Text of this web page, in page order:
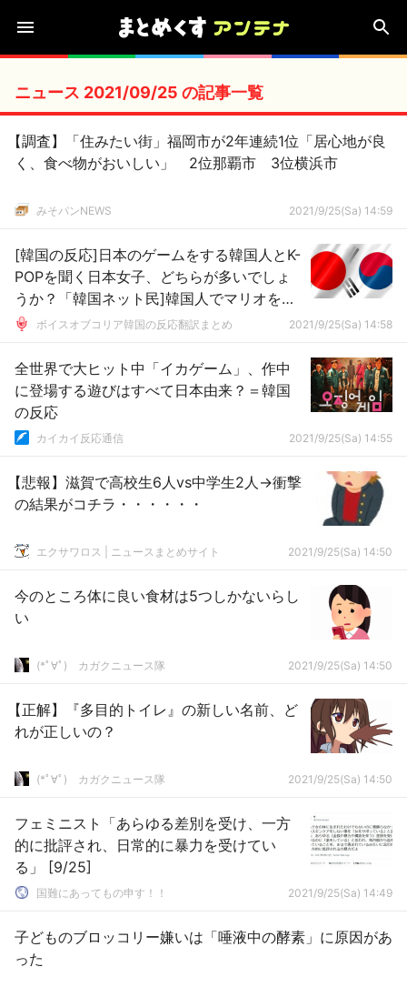
ニュース 2021/09/25 の記事一覧
【調査】「住みたい街」福岡市が2年連続1位「居心地が良
く、食べ物がおいしい」 2位那覇市 3位横浜市
みそパンNEWS 2021/9/25(Sa) 14:59
[韓国の反応]日本のゲームをする韓国人とK-
POPを聞く日本女子、どちらが多いでしょ
うか？「韓国ネット民]韓国人でマリオをプ
レイしたことない男なんていないだろう
ボイスオブコリア韓国の反応翻訳まとめ 2021/9/25(Sa) 14:58
全世界で大ヒット中「イカゲーム」、作中
に登場する遊びはすべて日本由来？＝韓国
の反応
カイカイ反応通信 2021/9/25(Sa) 14:55
【悲報】滋賀で高校生6人vs中学生2人→衝撃
の結果がコチラ・・・・・・
エクサワロス | ニュースまとめサイト 2021/9/25(Sa) 14:50
今のところ体に良い食材は5つしかないらし
い
(*ﾟ∀ﾟ)ゞカガクニュース隊 2021/9/25(Sa) 14:50
【正解】『多目的トイレ』の新しい名前、ど
れが正しいの？
(*ﾟ∀ﾟ)ゞカガクニュース隊 2021/9/25(Sa) 14:50
フェミニスト「あらゆる差別を受け、一方
的に批評され、日常的に暴力を受けてい
る」 [9/25]
国難にあってもの申す！！ 2021/9/25(Sa) 14:49
子どものブロッコリー嫌いは「唾液中の酵素」に原因があ
った